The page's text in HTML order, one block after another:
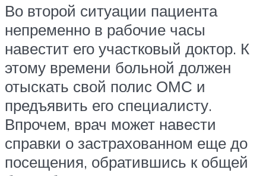
Во второй ситуации пациента
непременно в рабочие часы
навестит его участковый доктор. К
этому времени больной должен
отыскать свой полис ОМС и
предъявить его специалисту.
Впрочем, врач может навести
справки о застрахованном еще до
посещения, обратившись к общей